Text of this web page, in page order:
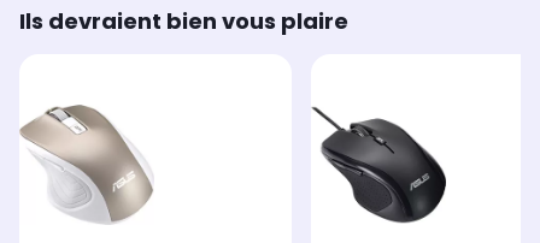
Ils devraient bien vous plaire